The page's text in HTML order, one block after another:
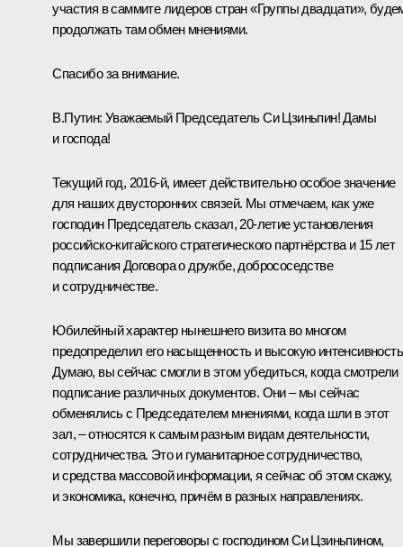
участия в саммите лидеров стран «Группы двадцати»,
продолжать там обмен мнениями.
Спасибо за внимание.
В.Путин: Уважаемый Председатель Си Цзиньпин! Дамы
и господа!
Текущий год, 2016-й, имеет действительно особое значение
для наших двусторонних связей. Мы отмечаем, как уже
господин Председатель сказал, 20-летие установления
российско-китайского стратегического партнёрства и 15 лет
подписания Договора о дружбе, добрососедстве
и сотрудничестве.
Юбилейный характер нынешнего визита во многом
предопределил его насыщенность и высокую
Думаю, вы сейчас смогли в этом убедиться, когда смотрели
подписание различных документов. Они – мы сейчас
обменялись с Председателем мнениями, когда шли в этот
зал, – относятся к самым разным видам деятельности,
сотрудничества. Это и гуманитарное сотрудничество,
и средства массовой информации, я сейчас об этом скажу,
и экономика, конечно, причём в разных направлениях.
Мы завершили переговоры с господином Си Цзиньпином,